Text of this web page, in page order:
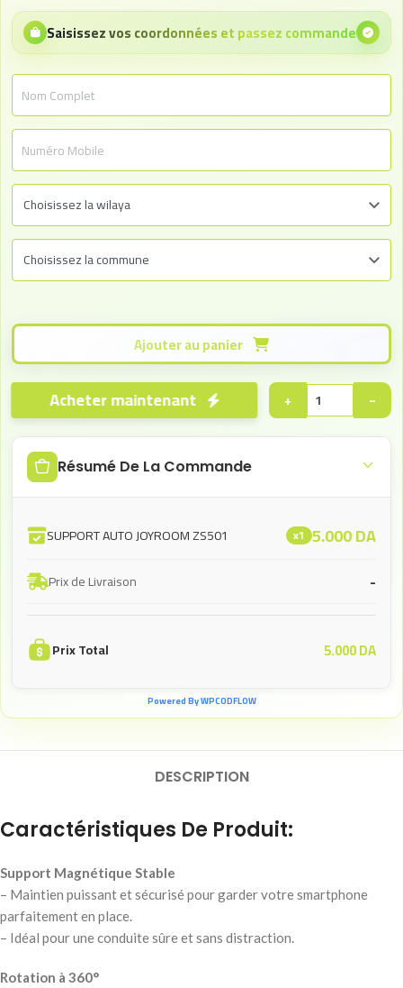
Saisissez vos coordonnées et passez commande
−
+
Acheter maintenant
Résumé De La Commande
SUPPORT AUTO JOYROOM ZS501 x1 5.000DA
Prix de Livraison -
Prix Total 5.000DA
Powered By WPCODFLOW
DESCRIPTION
Caractéristiques De Produit:
Support Magnétique Stable
– Maintien puissant et sécurisé pour garder votre smartphone
parfaitement en place.
– Idéal pour une conduite sûre et sans distraction.
Rotation à 360°